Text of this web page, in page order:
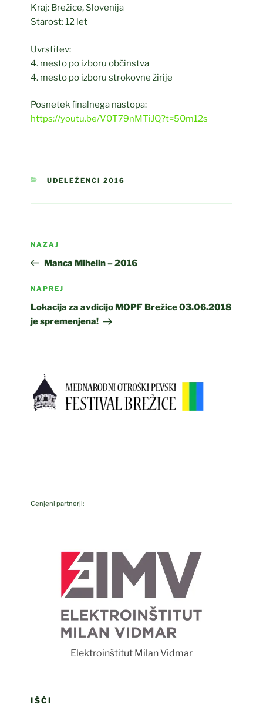
Kraj: Brežice, Slovenija
Starost: 12 let
Uvrstitev:
4. mesto po izboru občinstva
4. mesto po izboru strokovne žirije
Posnetek finalnega nastopa:
https://youtu.be/V0T79nMTiJQ?t=50m12s
KATEGORIJE
UDELEŽENCI 2016
Navigacija
Prejšnji
prispevek
NAZAJ
Manca Mihelin – 2016
Naslednji
prispevek
NAPREJ
Lokacija za avdicijo MOPF Brežice 03.06.2018
je spremenjena!
Cenjeni partnerji:
Elektroinštitut Milan Vidmar
IŠČI